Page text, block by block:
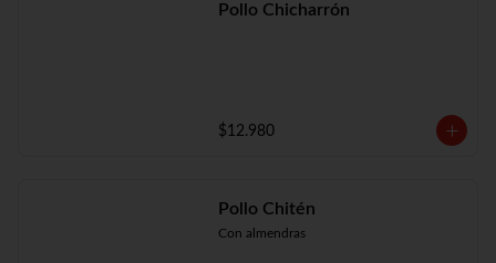
Pollo Chicharrón
$12.980
Pollo Chitén
Con almendras